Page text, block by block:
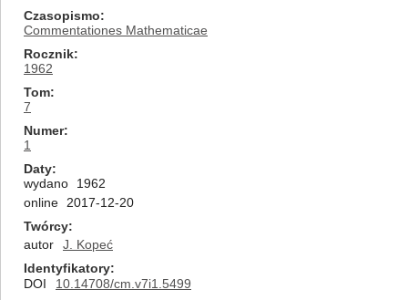
Czasopismo
Commentationes Mathematicae
Rocznik
1962
Tom
7
Numer
1
Daty
wydano
1962
online
2017-12-20
Twórcy
autor
J. Kopeć
Identyfikatory
DOI
10.14708/cm.v7i1.5499